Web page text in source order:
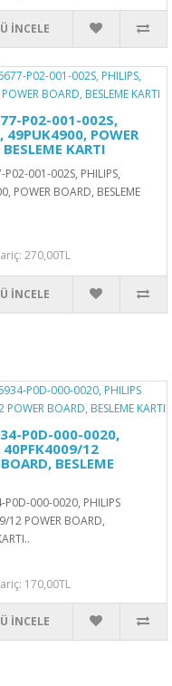
İNCELE
P02-001-002S,
49PUK4900, POWER
KARTI
001-002S, PHILIPS,
POWER BOARD, BESLEME
270,00TL
İNCELE
P0D-000-0020,
40PFK4009/12
BESLEME
000-0020, PHILIPS
12 POWER BOARD,
170,00TL
İNCELE